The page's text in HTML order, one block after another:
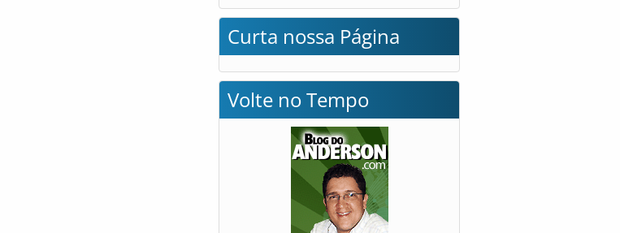
Curta nossa Página
Volte no Tempo